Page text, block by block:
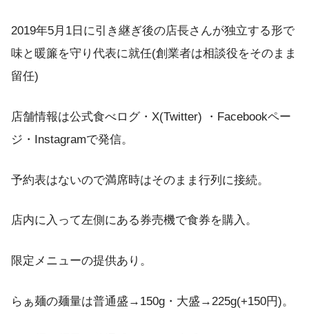
2019年5月1日に引き継ぎ後の店長さんが独立する形で
味と暖簾を守り代表に就任(創業者は相談役をそのまま
留任)
店舗情報は公式食べログ・X(Twitter) ・Facebookペー
ジ・Instagramで発信。
予約表はないので満席時はそのまま行列に接続。
店内に入って左側にある券売機で食券を購入。
限定メニューの提供あり。
らぁ麺の麺量は普通盛→150g・大盛→225g(+150円)。